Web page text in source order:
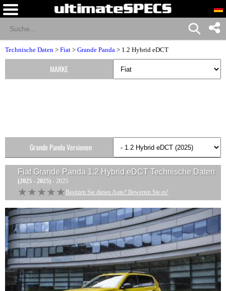
Technische Daten > Fiat > Grande Panda > 1.2 Hybrid eDCT
Fiat Grande Panda 1.2 Hybrid eDCT Technische Daten
(2025 - 2025) - 2025
★★★★★
★★★★★ Besitzen Sie dieses Auto? Bewerten Sie es!
MARKE
Grande Panda Versionen